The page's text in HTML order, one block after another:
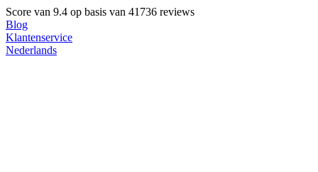
Score van 9.4 op basis van 41736 reviews
Blog
Klantenservice
Nederlands